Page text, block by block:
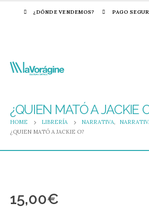
¿DÓNDE VENDEMOS? PAGO
¿QUIEN MATÓ A JACKIE
HOME LIBRERÍA NARRATIVA,
¿QUIEN MATÓ A JACKIE O?
15,00€